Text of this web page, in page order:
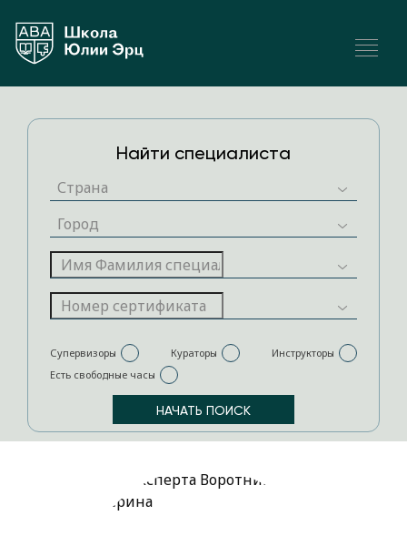
Найти специалиста
Супервизоры Кураторы
Инструкторы
Есть свободные часы